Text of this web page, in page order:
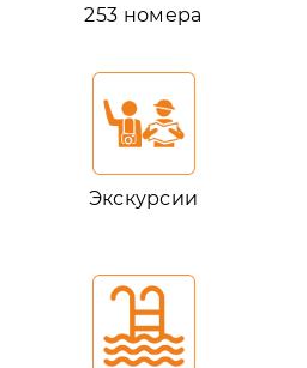
253 номера
Экскурсии